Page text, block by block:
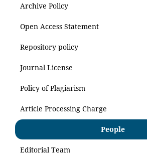
Archive Policy
Open Access Statement
Repository policy
Journal License
Policy of Plagiarism
Article Processing Charge
People
Editorial Team